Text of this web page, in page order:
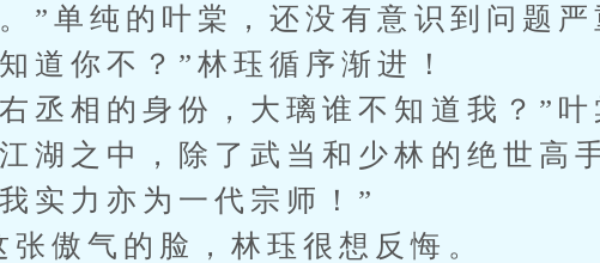
单纯的叶棠，还没有意识到问题严
你不？”林珏循序渐进！
相的身份，大璃谁不知道我？”叶
之中，除了武当和少林的绝世高
实力亦为一代宗师！”
傲气的脸，林珏很想反悔。